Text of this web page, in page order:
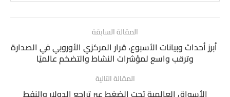
المقالة السابقة
أبرز أحداث وبيانات الأسبوع، قرار المركزي الأوروبي في الصدارة
وترقب واسع لمؤشرات النشاط والتضخم عالميًا
المقالة التالية